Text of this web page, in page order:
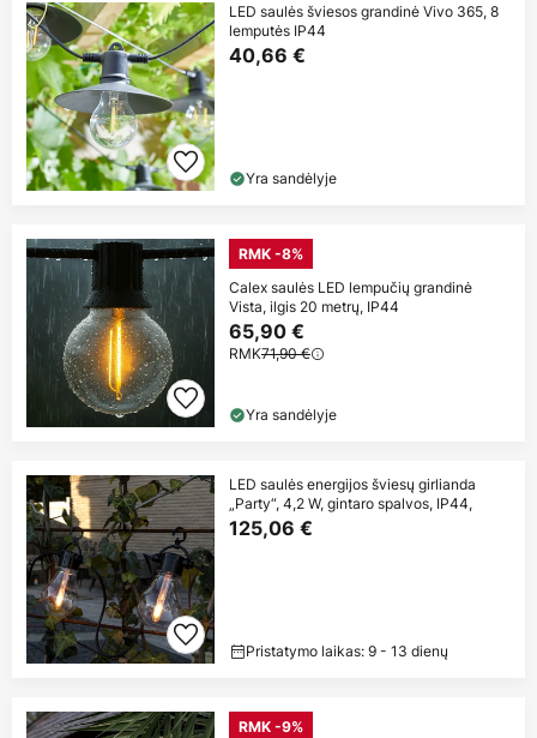
LED saulės šviesos grandinė Vivo 365, 8
lemputės IP44
40,66 €
Yra sandėlyje
RMK -8%
Calex saulės LED lempučių grandinė
Vista, ilgis 20 metrų, IP44
65,90 €
RMK71,90 €
Yra sandėlyje
LED saulės energijos šviesų girlianda
„Party“, 4,2 W, gintaro spalvos, IP44,
125,06 €
Pristatymo laikas: 9 - 13 dienų
RMK -9%